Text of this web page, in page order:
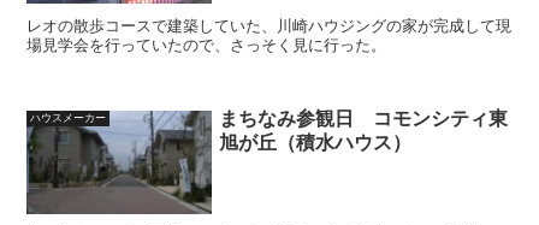
レオの散歩コースで建築していた、川崎ハウジングの家が完成して現
場見学会を行っていたので、さっそく見に行った。
ハウスメーカー
まちなみ参観日 コモンシティ東
旭が丘（積水ハウス）